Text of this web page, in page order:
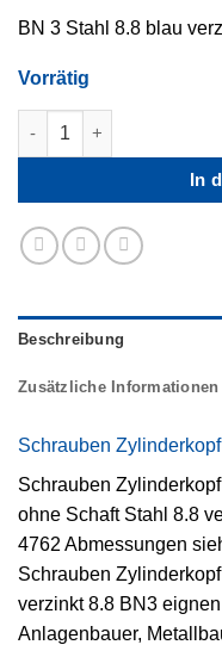
BN 3 Stahl 8.8 blau
Vorrätig
M 16 x 45 Schrauben
In
Beschreibung
Zusätzliche Informationen
Schrauben
Schrauben
ohne Schaft Stahl 8.8
4762 Abmessungen
Schrauben
verzinkt 8.8 BN3
Anlagenbauer,